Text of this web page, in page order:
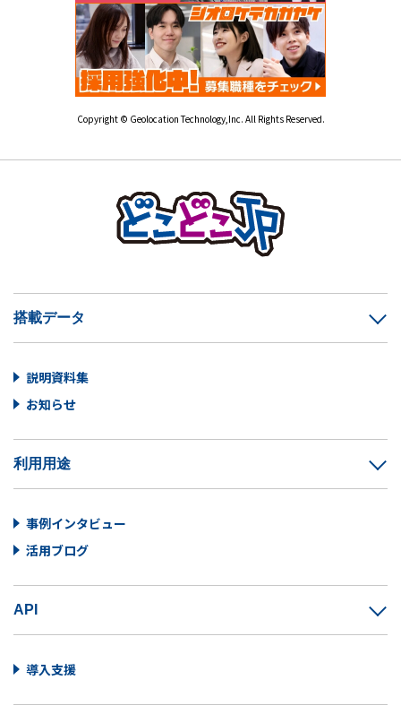
Copyright © Geolocation Technology,Inc. All Rights Reserved.
搭載データ
説明資料集
お知らせ
利用用途
事例インタビュー
活用ブログ
API
導入支援